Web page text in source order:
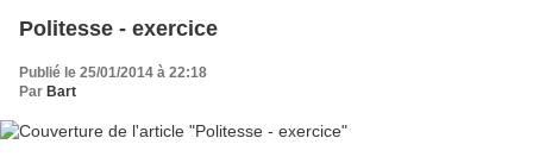
Politesse - exercice
Publié le 25/01/2014 à 22:18
Par Bart